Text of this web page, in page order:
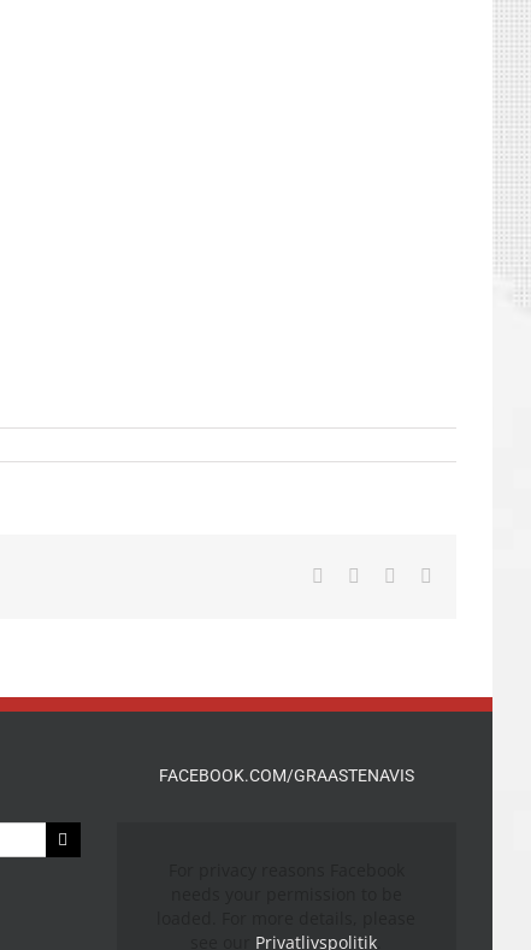
Facebook LinkedIn
FACEBOOK.COM/GRAASTENAVIS
Privatlivspolitik